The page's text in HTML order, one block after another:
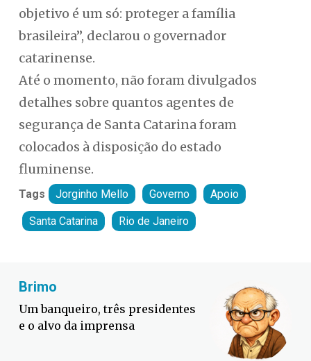
objetivo é um só: proteger a família
brasileira”, declarou o governador
catarinense.
Até o momento, não foram divulgados
detalhes sobre quantos agentes de
segurança de Santa Catarina foram
colocados à disposição do estado
fluminense.
Tags Jorginho Mello Governo Apoio
Santa Catarina Rio de Janeiro
Fabiano Bordignon
Defesa Civil lança campanha
contra o El Niño em SC